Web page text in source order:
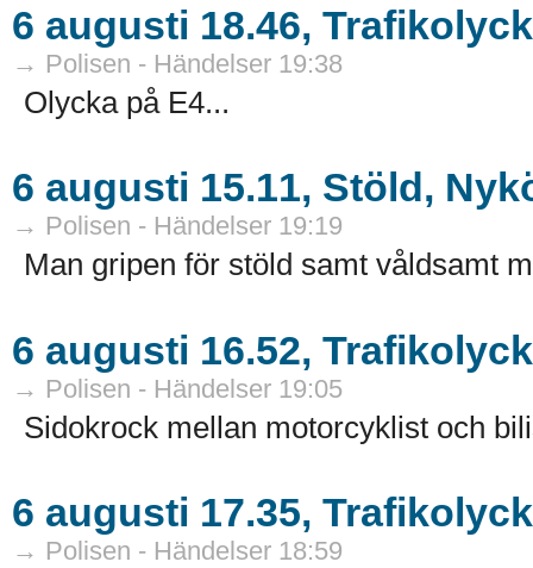
6 augusti 18.46,
→ Polisen - Händelser 19:38
Olycka på E4...
6 augusti 15.11, Stöld,
→ Polisen - Händelser 19:19
Man gripen för stöld samt våldsamt
6 augusti 16.52,
→ Polisen - Händelser 19:05
Sidokrock mellan motorcyklist och
6 augusti 17.35,
→ Polisen - Händelser 18:59